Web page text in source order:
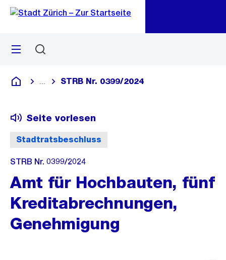
Navigation
Sprunglink
Menü
Deutsch
Blende alle Breadcrumbs ein
STRB Nr. 0399/2024
Stadtratsbeschluss
Seite vorlesen
STRB Nr. 0399/2024
Amt für Hochbauten, fünf
Kreditabrechnungen,
Genehmigung